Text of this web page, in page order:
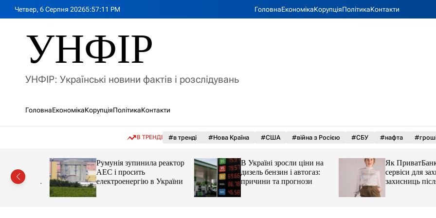
Четвер, 6 Серпня 20265:57:13 PM ГоловнаЕкономікаКорупціяПолітикаКонтакти
УНФІР
УНФІР: Українські новини фактів і розслідувань
ГоловнаЕкономікаКорупціяПолітикаКонтакти
В ТРЕНДІ #в тренді #Нова Країна #США #війна з Росією #СБУ #нафта
цін і
Румунія зупинила реактор
АЕС і просить
електроенергію в України
В Україні зросли ціни на
дизель бензин і автогаз:
причини та прогнози
Як ПриватБанк
сервіси для
захисниць після